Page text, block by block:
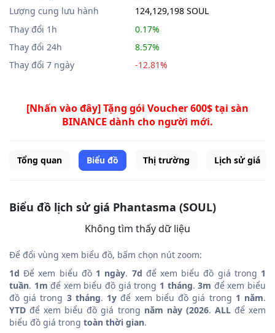
Lượng cung lưu hành
124,129,198 SOUL
Thay đổi 1h
0.17%
Thay đổi 24h
8.57%
Thay đổi 7 ngày
-12.81%
[Nhấn vào đây] Tặng gói Voucher 600$ tại sàn
BINANCE dành cho người mới.
Tổng quan Biểu đồ Thị trường Lịch sử giá
Biểu đồ lịch sử giá Phantasma (SOUL)
Không tìm thấy dữ liệu
Để đổi vùng xem biểu đồ, bấm chọn nút zoom:
1d Để xem biểu đồ 1 ngày. 7d để xem biểu đồ giá trong 1
tuần. 1m để xem biểu đồ giá trong 1 tháng.3m để xem biểu
đồ giá trong 3 tháng. 1y để xem biểu đồ giá trong 1 năm.
YTD để xem biểu đồ giá trong năm này (2026. ALLđể xem
biểu đồ giá trong toàn thời gian.